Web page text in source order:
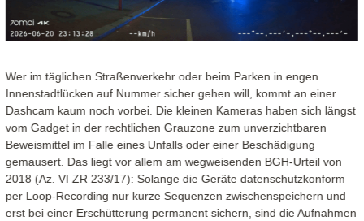
Wer im täglichen Straßenverkehr oder beim Parken in engen
Innenstadtlücken auf Nummer sicher gehen will, kommt an einer
Dashcam kaum noch vorbei. Die kleinen Kameras haben sich längst
vom Gadget in der rechtlichen Grauzone zum unverzichtbaren
Beweismittel im Falle eines Unfalls oder einer Beschädigung
gemausert. Das liegt vor allem am wegweisenden BGH-Urteil von
2018 (Az. VI ZR 233/17): Solange die Geräte datenschutzkonform
per Loop-Recording nur kurze Sequenzen zwischenspeichern und
erst bei einer Erschütterung permanent sichern, sind die Aufnahmen